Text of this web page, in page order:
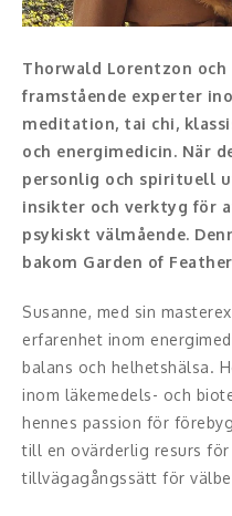
Moderator, konferencier
Moderator
Konferencier
Workshopledare,
Radio och TV-profiler
Humoristiska föredrag
Ljus och belysning
Komiker
Thorwald Lorentzon och
framstående experter
meditation, tai chi,
och energimedicin. När
personlig och spirituell
insikter och verktyg för
psykiskt välmående.
bakom Garden of
Susanne, med sin
erfarenhet inom
balans och helhetshälsa.
inom läkemedels- och
hennes passion för
till en ovärderlig resurs
tillvägagångssätt för